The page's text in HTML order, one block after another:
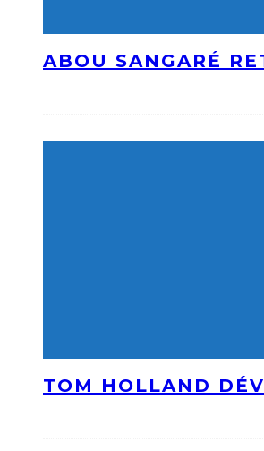
ABOU SANGARÉ
TOM HOLLAND